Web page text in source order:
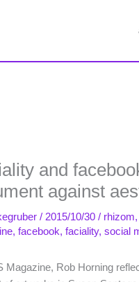
and
against
/ 2015/10/30/ rhizom
,facebook,faciality,social
Magazine, Rob Horning